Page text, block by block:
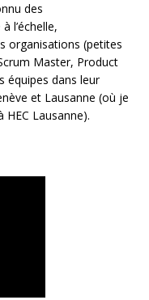
des
à l’échelle,
organisations (petites
Master, Product
équipes dans leur
et Lausanne (où je
Lausanne).